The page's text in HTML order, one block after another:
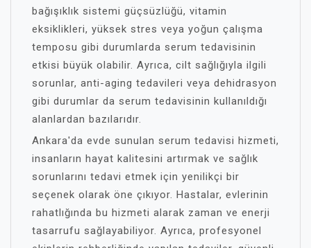
bağışıklık sistemi güçsüzlüğü, vitamin
eksiklikleri, yüksek stres veya yoğun çalışma
temposu gibi durumlarda serum tedavisinin
etkisi büyük olabilir. Ayrıca, cilt sağlığıyla ilgili
sorunlar, anti-aging tedavileri veya dehidrasyon
gibi durumlar da serum tedavisinin kullanıldığı
alanlardan bazılarıdır.
Ankara'da evde sunulan serum tedavisi hizmeti,
insanların hayat kalitesini artırmak ve sağlık
sorunlarını tedavi etmek için yenilikçi bir
seçenek olarak öne çıkıyor. Hastalar, evlerinin
rahatlığında bu hizmeti alarak zaman ve enerji
tasarrufu sağlayabiliyor. Ayrıca, profesyonel